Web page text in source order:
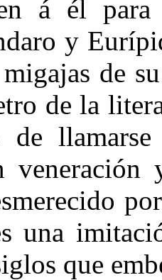
á él para
y
de
de la
de
una
que